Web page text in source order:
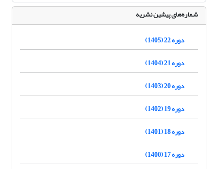
شماره‌های پیشین نشریه
دوره 22 (1405)
دوره 21 (1404)
دوره 20 (1403)
دوره 19 (1402)
دوره 18 (1401)
دوره 17 (1400)